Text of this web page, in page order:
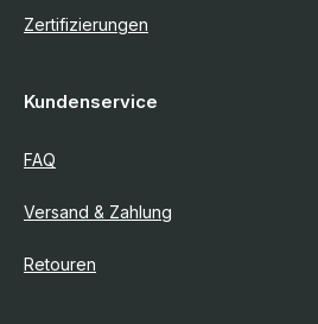
Zertifizierungen
Kundenservice
FAQ
Versand & Zahlung
Retouren